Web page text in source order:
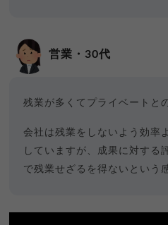
営業・30代
残業が多くてプライベートと
会社は残業をしないよう効率
していますが、成果に対する
で残業せざるを得ないという